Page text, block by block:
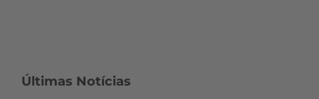
Últimas Notícias